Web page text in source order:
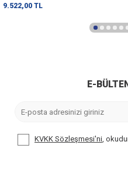
9.522,00 TL
E-
KVKK Sözleşmesi'ni,